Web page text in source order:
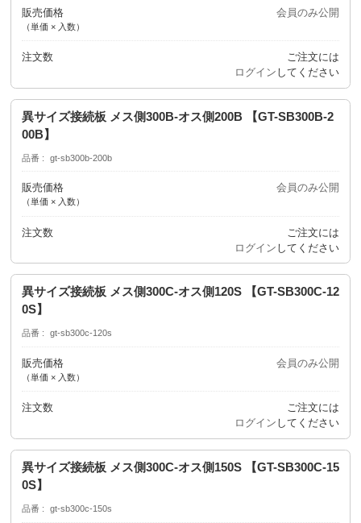
販売価格
（単価 × 入数）
会員のみ公開
注文数
ご注文には
ログイン してください
異サイズ接続板 メス側300B-オス側200B 【GT-SB300B-2
00B】
品番 gt-sb300b-200b
販売価格
（単価 × 入数）
会員のみ公開
注文数
ご注文には
ログイン してください
異サイズ接続板 メス側300C-オス側120S 【GT-SB300C-12
0S】
品番 gt-sb300c-120s
販売価格
（単価 × 入数）
会員のみ公開
注文数
ご注文には
ログイン してください
異サイズ接続板 メス側300C-オス側150S 【GT-SB300C-15
0S】
品番 gt-sb300c-150s